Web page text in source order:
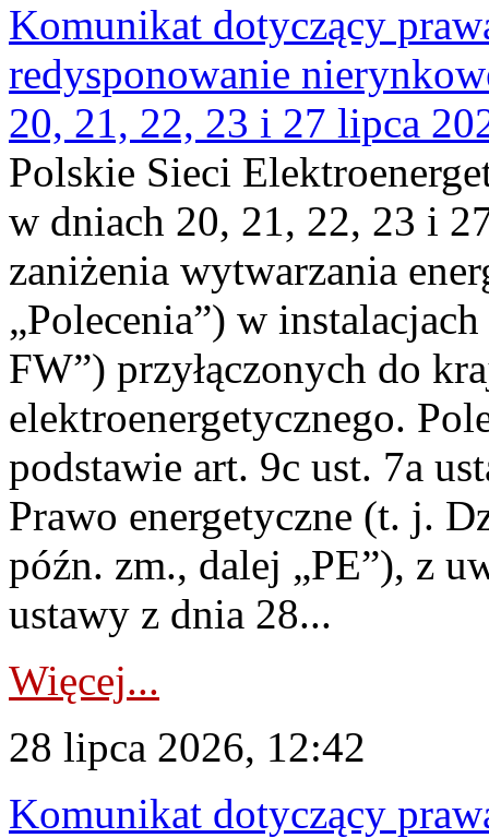
Komunikat dotyczący
redysponowanie
20, 21, 22, 23 i 27 lipca
Polskie Sieci
w dniach 20, 21, 22, 23 i
zaniżenia wytwarzania
„Polecenia”) w
FW”) przyłączonych do
elektroenergetycznego.
podstawie art. 9c ust. 7a
Prawo energetyczne (t. j.
późn. zm., dalej „PE”), z
ustawy z dnia 28...
Więcej...
28 lipca 2026, 12:42
Komunikat dotyczący